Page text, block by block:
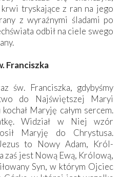
krwi tryskające z ran na jego
z wyraźnymi śladami po
odbił na ciele swego
Franciszka
św. Franciszka, gdybyśmy
do Najświętszej Maryi
Maryję całym sercem.
Widział w Niej wzór
Maryję do Chrystusa.
to Nowy Adam, Król-
zaś jest Nową Ewą, Królową,
Syn, w którym Ojciec